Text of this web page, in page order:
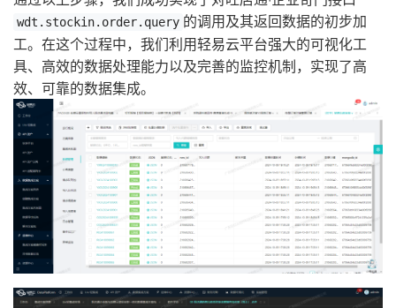
wdt.stockin.order.query 的调用及其返回数据的初步加
工。在这个过程中，我们利用轻易云平台强大的可视化工
具、高效的数据处理能力以及完善的监控机制，实现了高
效、可靠的数据集成。